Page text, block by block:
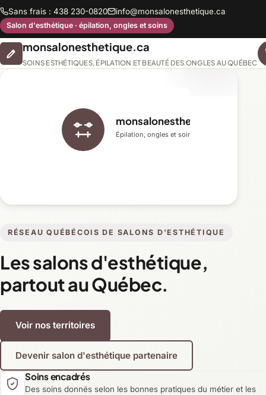
Sans frais : 438 230-0820 info@monsalonesthetique.ca
Salon d'esthétique · épilation, ongles et soins
monsalonesthetique.ca
SOINS ESTHÉTIQUES, ÉPILATION ET BEAUTÉ DES ONGLES AU QUÉBEC
RÉSEAU QUÉBÉCOIS DE SALONS D'ESTHÉTIQUE
Les salons d'esthétique,
partout au Québec.
Voir nos territoires
Devenir salon d'esthétique partenaire
monsalonesthetique.ca
Épilation, ongles et soins du visage
Soins encadrés
Des soins donnés selon les bonnes pratiques du métier et les